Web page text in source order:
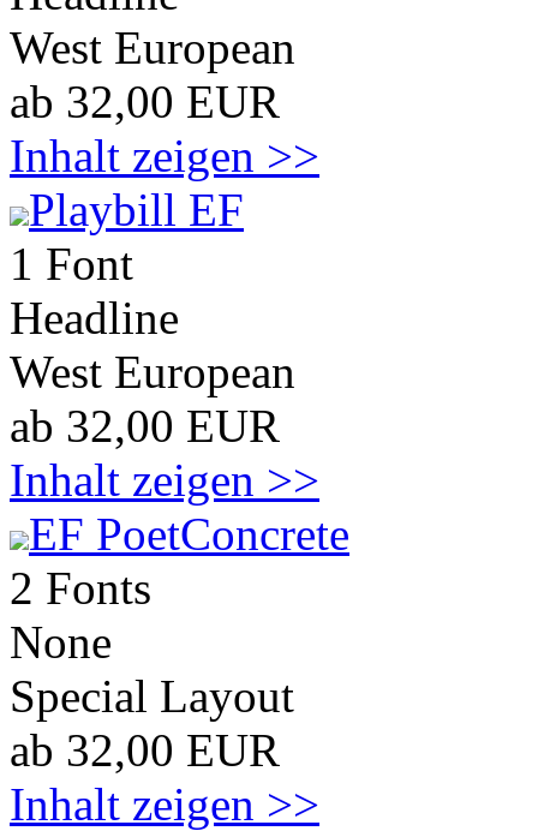
West European
ab 32,00 EUR
Inhalt zeigen >>
Playbill EF
1 Font
Headline
West European
ab 32,00 EUR
Inhalt zeigen >>
EF PoetConcrete
2 Fonts
None
Special Layout
ab 32,00 EUR
Inhalt zeigen >>